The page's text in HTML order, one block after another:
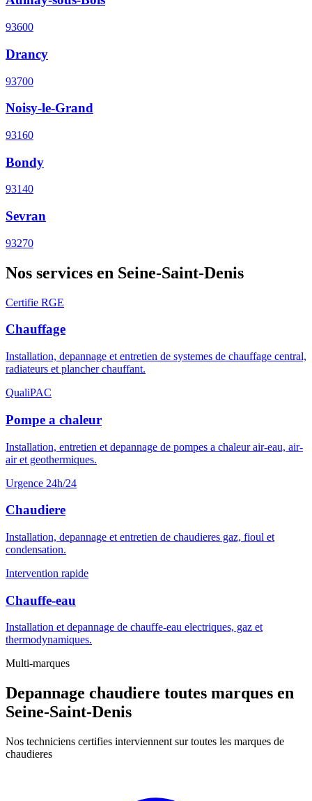
93600
Drancy
93700
Noisy-le-Grand
93160
Bondy
93140
Sevran
93270
Nos services en Seine-Saint-Denis
Certifie RGE
Chauffage
Installation, depannage et entretien de systemes de chauffage central,
radiateurs et plancher chauffant.
QualiPAC
Pompe a chaleur
Installation, entretien et depannage de pompes a chaleur air-eau, air-
air et geothermiques.
Urgence 24h/24
Chaudiere
Installation, depannage et entretien de chaudieres gaz, fioul et
condensation.
Intervention rapide
Chauffe-eau
Installation et depannage de chauffe-eau electriques, gaz et
thermodynamiques.
Multi-marques
Depannage chaudiere toutes marques en
Seine-Saint-Denis
Nos techniciens certifies interviennent sur toutes les marques de
chaudieres